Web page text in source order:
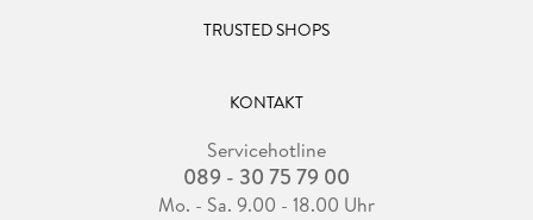
TRUSTED SHOPS
KONTAKT
Servicehotline
089 - 30 75 79 00
Mo. - Sa. 9.00 - 18.00 Uhr